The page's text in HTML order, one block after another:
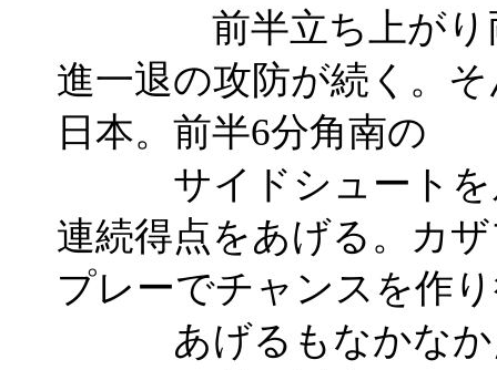
前半立ち上がり両
進一退の攻防が続く。
日本。前半6分角南の
サイドシュートを皮
連続得点をあげる。カ
プレーでチャンスを作
あげるもなかなか点